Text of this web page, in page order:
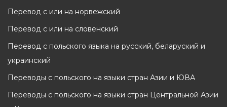
Перевод с или на норвежский
Перевод с или на словенский
Перевод с польского языка на русский, беларуский и
украинский
Переводы с польского на языки стран Азии и ЮВА
Переводы с польского на языки стран Центральной Азии